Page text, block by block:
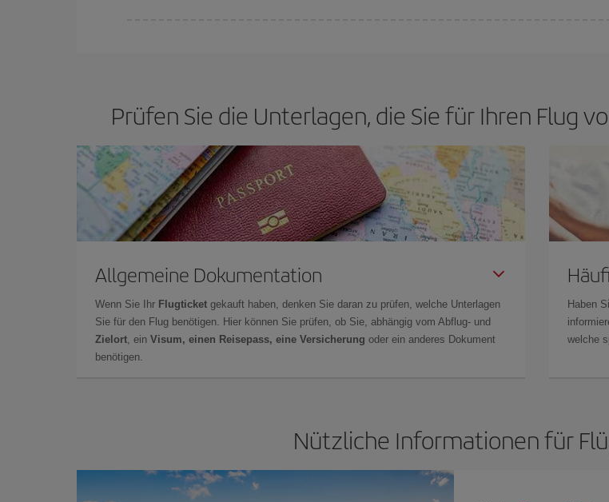
Prüfen Sie die Unterlagen, die Sie für Ihren Flug
Allgemeine Dokumentation
Wenn Sie Ihr Flugticket gekauft haben, denken Sie daran zu prüfen, welche Unterlagen
Sie für den Flug benötigen. Hier können Sie prüfen, ob Sie, abhängig vom Abflug- und
Zielort, ein Visum, einen Reisepass, eine Versicherung oder ein anderes Dokument
benötigen.
Haben
welche
Nützliche Informationen für